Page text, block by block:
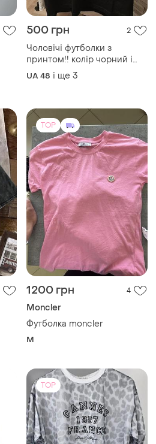
500 грн 2
Чоловічі футболки з
принтом!! колір чорний і
шоколад тканина турецький
трикотаж котон 48-54
UA 48 і ще 3
TOP
1200 грн 4
Moncler
Футболка moncler
M
TOP